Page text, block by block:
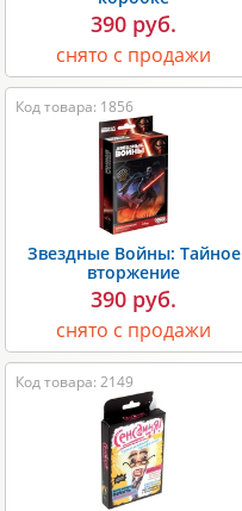
390 руб.
снято с продажи
Код товара: 1856
Звездные Войны: Тайное
вторжение
390 руб.
снято с продажи
Код товара: 2149